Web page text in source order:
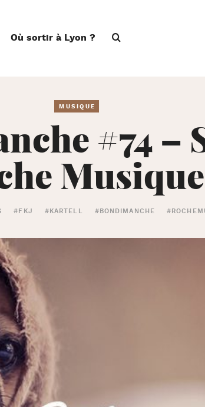
Où sortir à Lyon ?
MUSIQUE
#74 –
Musique
#FKJ #KARTELL #BONDIMANCHE